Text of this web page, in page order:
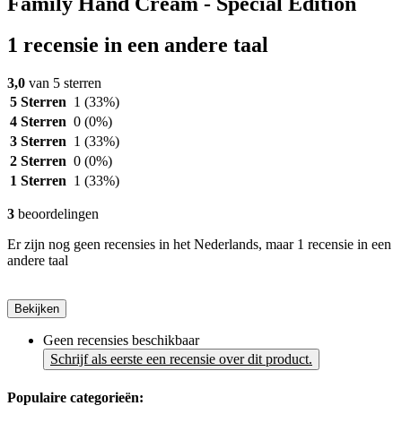
1 recensie in een andere taal
3,0 van 5 sterren
5 Sterren 1 (33%)
4 Sterren 0 (0%)
3 Sterren 1 (33%)
2 Sterren 0 (0%)
1 Sterren 1 (33%)
3 beoordelingen
Er zijn nog geen recensies in het Nederlands, maar 1 recensie in een
andere taal
Bekijken
Geen recensies beschikbaar
Schrijf als eerste een recensie over dit product.
Populaire categorieën: